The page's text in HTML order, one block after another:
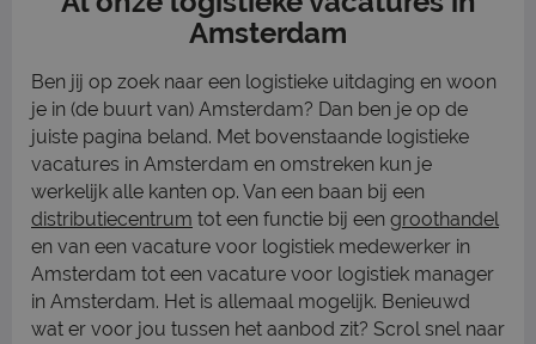
Amsterdam
Ben jij op zoek naar een logistieke uitdaging en woon
je in (de buurt van) Amsterdam? Dan ben je op de
juiste pagina beland. Met bovenstaande logistieke
vacatures in Amsterdam en omstreken kun je
werkelijk alle kanten op. Van een baan bij een
distributiecentrum tot een functie bij een groothandel
en van een vacature voor logistiek medewerker in
Amsterdam tot een vacature voor logistiek manager
in Amsterdam. Het is allemaal mogelijk. Benieuwd
wat er voor jou tussen het aanbod zit? Scrol snel naar